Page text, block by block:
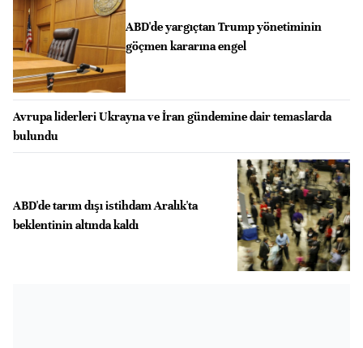
ABD'de yargıçtan Trump yönetiminin
göçmen kararına engel
Avrupa liderleri Ukrayna ve İran gündemine dair temaslarda
bulundu
ABD'de tarım dışı istihdam Aralık'ta
beklentinin altında kaldı